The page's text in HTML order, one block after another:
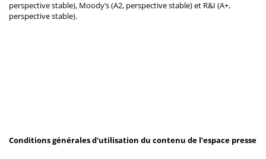
perspective stable), Moody’s (A2, perspective stable) et R&I (A+,
perspective stable).
Conditions générales d'utilisation du contenu de l’espace presse